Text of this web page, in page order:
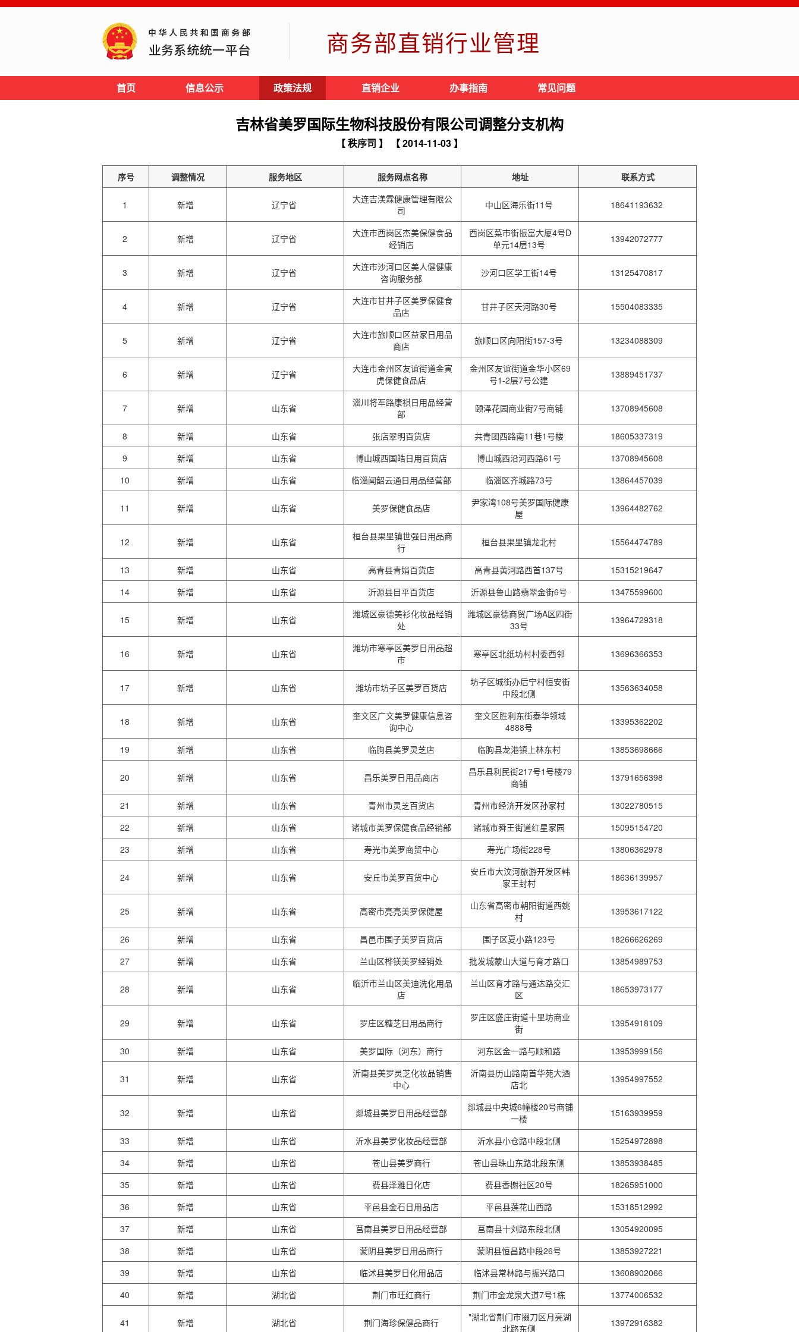
商务部直销行业管理
首页 信息公示 政策法规 直销企业 办事指南 常见问题
吉林省美罗国际生物科技股份有限公司调整分支机构
【 秩序司 】 【 2014-11-03 】
序号 调整情况 服务地区 服务网点名称 地址 联系方式
1 新增 辽宁省
大连吉渼霖健康管理有限公
司
中山区海乐街11号 18641193632
2 新增 辽宁省
大连市西岗区杰美保健食品
经销店
西岗区菜市街振富大厦4号D
单元14层13号
13942072777
3 新增 辽宁省
大连市沙河口区美人健健康
咨询服务部
沙河口区学工街14号 13125470817
4 新增 辽宁省
大连市甘井子区美罗保健食
品店
甘井子区天河路30号 15504083335
5 新增 辽宁省
大连市旅顺口区益家日用品
商店
旅顺口区向阳街157-3号 13234088309
6 新增 辽宁省
大连市金州区友谊街道金寅
虎保健食品店
金州区友谊街道金华小区69
号1-2层7号公建
13889451737
7 新增 山东省
淄川将军路康祺日用品经营
部
颐泽花园商业街7号商铺 13708945608
8 新增 山东省 张店翠明百货店 共青团西路南11巷1号楼
18605337319
9
新增 山东省 博山城西国皓日用百货店 博山城西沿河西路61号
13708945608
10
新增 山东省 临淄闻韶云通日用品经营部 临淄区齐城路73号 13864457039
11 新增 山东省 美罗保健食品店
尹家湾108号美罗国际健康
屋
13964482762
12 新增 山东省
桓台县果里镇世强日用品商
行
桓台县果里镇龙北村 15564474789
13 新增 山东省 高青县青娟百货店 高青县黄河路西首137号
15315219647
14
新增 山东省 沂源县目平百货店 沂源县鲁山路翡翠金街6号 13475599600
15 新增 山东省
潍城区豪德美衫化妆品经销
处
潍城区豪德商贸广场A区四街
33号
13964729318
16 新增 山东省
潍坊市寒亭区美罗日用品超
市
寒亭区北纸坊村村委西邻 13696366353
17 新增 山东省 潍坊市坊子区美罗百货店
坊子区城街办后宁村恒安街
中段北侧
13563634058
18 新增 山东省
奎文区广文美罗健康信息咨
询中心
奎文区胜利东街泰华领域
4888号
13395362202
19 新增 山东省 临朐县美罗灵芝店 临朐县龙港镇上林东村 13853698666
20 新增 山东省 昌乐美罗日用品商店
昌乐县利民街217号1号楼79
商铺
13791656398
21 新增 山东省 青州市灵芝百货店 青州市经济开发区孙家村
13022780515
22
新增 山东省 诸城市美罗保健食品经销部 诸城市舜王街道红星家园
15095154720
23
新增 山东省 寿光市美罗商贸中心 寿光广场街228号 13806362978
24 新增 山东省 安丘市美罗百货中心
安丘市大汶河旅游开发区韩
家王封村
18636139957
25 新增 山东省 高密市亮亮美罗保健屋
山东省高密市朝阳街道西姚
村
13953617122
26 新增 山东省 昌邑市围子美罗百货店 围子区夏小路123号
18266626269
27
新增 山东省 兰山区桦镁美罗经销处 批发城蒙山大道与育才路口 13854989753
28 新增 山东省
临沂市兰山区美迪洗化用品
店
兰山区育才路与通达路交汇
区
18653973177
29 新增 山东省 罗庄区糖芝日用品商行
罗庄区盛庄街道十里坊商业
街
13954918109
30 新增 山东省 美罗国际（河东）商行 河东区金一路与顺和路 13953999156
31 新增 山东省
沂南县美罗灵芝化妆品销售
中心
沂南县历山路南首华苑大酒
店北
13954997552
32 新增 山东省 郯城县美罗日用品经营部
郯城县中央城6幢楼20号商铺
一楼
15163939959
33 新增 山东省 沂水县美罗化妆品经营部 沂水县小仓路中段北侧
15254972898
34
新增 山东省 苍山县美罗商行 苍山县珠山东路北段东侧
13853938485
35
新增 山东省 费县泽雅日化店 费县香榭社区20号
18265951000
36
新增 山东省 平邑县金石日用品店 平邑县莲花山西路
15318512992
37
新增 山东省 莒南县美罗日用品经营部 莒南县十刘路东段北侧
13054920095
38
新增 山东省 蒙阴县美罗日用品商行 蒙阴县恒昌路中段26号
13853927221
39
新增 山东省 临沭县美罗日化用品店 临沭县常林路与振兴路口
13608902066
40
新增 湖北省 荆门市旺红商行 荆门市金龙泉大道7号1栋 13774006532
41 新增 湖北省 荆门海珍保健品商行
"湖北省荆门市掇刀区月亮湖
北路东侧
13972916382